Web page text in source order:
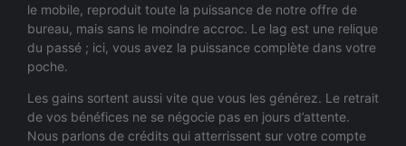
le mobile, reproduit toute la puissance de notre offre de
bureau, mais sans le moindre accroc. Le lag est une relique
du passé ; ici, vous avez la puissance complète dans votre
poche.
Les gains sortent aussi vite que vous les générez. Le retrait
de vos bénéfices ne se négocie pas en jours d’attente.
Nous parlons de crédits qui atterrissent sur votre compte